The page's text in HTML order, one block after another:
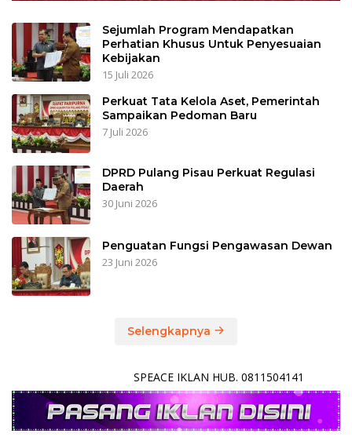
Sejumlah Program Mendapatkan
Perhatian Khusus Untuk Penyesuaian
Kebijakan
15 Juli 2026
Perkuat Tata Kelola Aset, Pemerintah
Sampaikan Pedoman Baru
7 Juli 2026
DPRD Pulang Pisau Perkuat Regulasi
Daerah
30 Juni 2026
Penguatan Fungsi Pengawasan Dewan
23 Juni 2026
Selengkapnya
SPEACE IKLAN HUB. 0811504141